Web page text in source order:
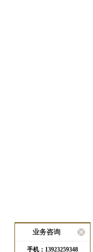
业务咨询
手机：13923259348